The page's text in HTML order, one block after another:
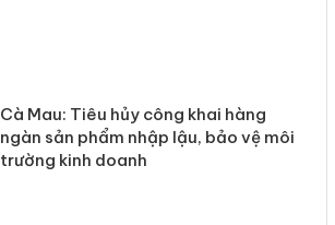
Cà Mau: Tiêu hủy công khai hàng
ngàn sản phẩm nhập lậu, bảo vệ môi
trường kinh doanh